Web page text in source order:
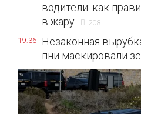
водители: как
в жару
208
19:36
Незаконная
пни маскировали